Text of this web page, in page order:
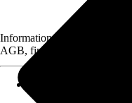
Informationen des
AGB, finden Sie bei Klick